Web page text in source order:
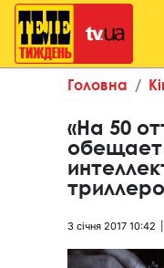
Головна
«На 50
обещает
3 січня 2017 10:42